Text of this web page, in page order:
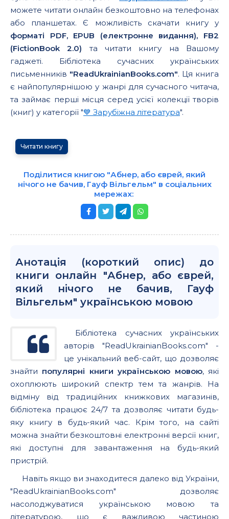
можете читати онлайн безкоштовно на телефонах
або планшетах. Є можливість скачати книгу у
форматі PDF, EPUB (електронне видання), FB2
(FictionBook 2.0) та читати книгу на Вашому
гаджеті. Бібліотека сучасних українських
письменників "ReadUkrainianBooks.com". Ця книга
є найпопулярнішою у жанрі для сучасного читача,
та займає перші місця серед усієї колекції творів
(книг) у категорії "💙 Зарубіжна література".
Читати книгу
Поділитися книгою "Абнер, або єврей, який
нічого не бачив, Гауф Вільгельм" в соціальних
мережах:
Анотація (короткий опис) до
книги онлайн "Абнер, або єврей,
який нічого не бачив, Гауф
Вільгельм" українською мовою
Бібліотека сучасних українських
авторів "ReadUkrainianBooks.com" -
це унікальний веб-сайт, що дозволяє
знайти популярні книги українською мовою, які
охоплюють широкий спектр тем та жанрів. На
відміну від традиційних книжкових магазинів,
бібліотека працює 24/7 та дозволяє читати будь-
яку книгу в будь-який час. Крім того, на сайті
можна знайти безкоштовні електронні версії книг,
які доступні для завантаження на будь-який
пристрій.
Навіть якщо ви знаходитеся далеко від України,
"ReadUkrainianBooks.com" дозволяє
насолоджуватися українською мовою та
літературою, що є важливою частиною